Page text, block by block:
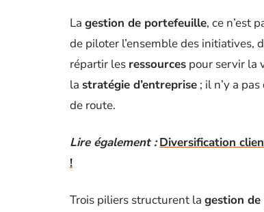
La gestion de portefeuille, ce n’est
de piloter l’ensemble des initiatives,
répartir les ressources pour servir la
la stratégie d’entreprise ; il n’y a
de route.
Lire également : Diversification
!
Trois piliers structurent la gestion